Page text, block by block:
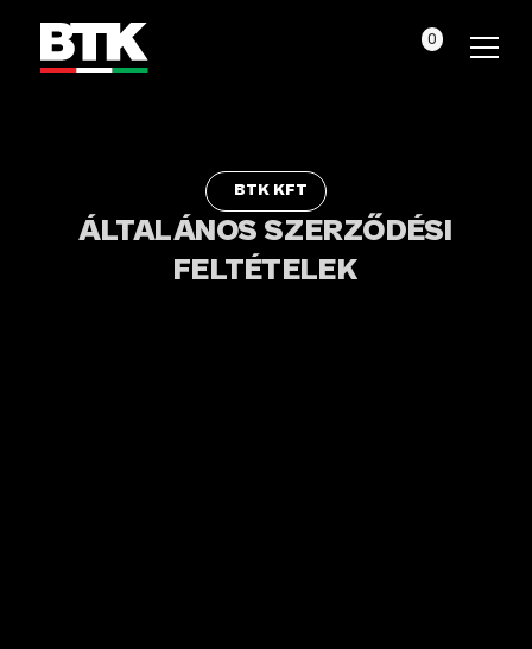
BTK KFT
ÁLTALÁNOS SZERZŐDÉSI
FELTÉTELEK
0